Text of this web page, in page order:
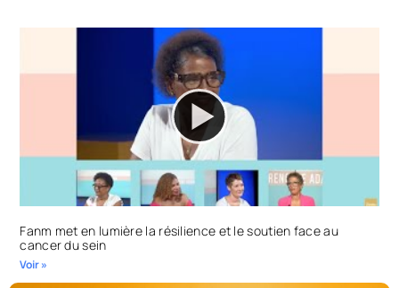
Fanm met en lumière la résilience et le soutien face au
cancer du sein
Voir »